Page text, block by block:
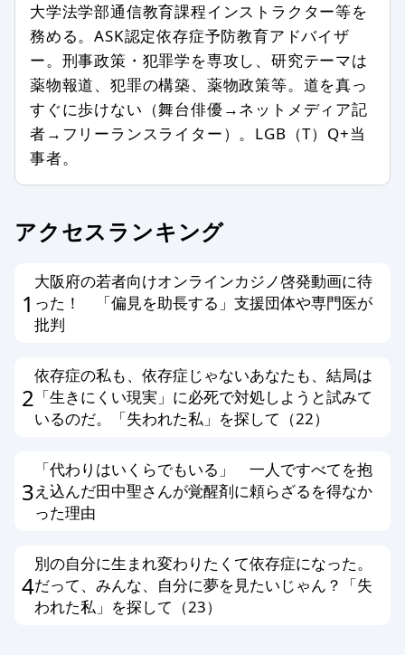
第三者の著作権などを侵害する内容を
含む場合
特定の企業や団体、商品の宣伝、販売
促進を主な目的とする場合
事実に反した情報や誤解させる内容を
書いている場合
含む場合
メールアドレス、他サイトへのリンク
その他、編集スタッフが不適切と判断
した場合
ます。以上、あらかじめ、ご了承くだ
さい。
大学法学部通信教育課程インストラクター等を
務める。ASK認定依存症予防教育アドバイザ
ー。刑事政策・犯罪学を専攻し、研究テーマは
薬物報道、犯罪の構築、薬物政策等。道を真っ
すぐに歩けない（舞台俳優→ネットメディア記
者→フリーランスライター）。LGB（T）Q+当
事者。
アクセスランキング
1
大阪府の若者向けオンラインカジノ啓発動画に待
った！ 「偏見を助長する」支援団体や専門医が
批判
2
依存症の私も、依存症じゃないあなたも、結局は
「生きにくい現実」に必死で対処しようと試みて
いるのだ。「失われた私」を探して（22）
3
「代わりはいくらでもいる」 一人ですべてを抱
え込んだ田中聖さんが覚醒剤に頼らざるを得なか
った理由
4
別の自分に生まれ変わりたくて依存症になった。
だって、みんな、自分に夢を見たいじゃん？「失
われた私」を探して（23）